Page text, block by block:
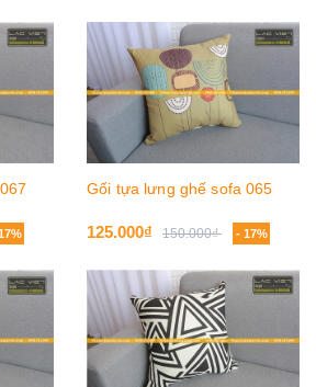
Gối tựa lưng ghế sofa 065
125.000₫ 150.000₫ - 17%